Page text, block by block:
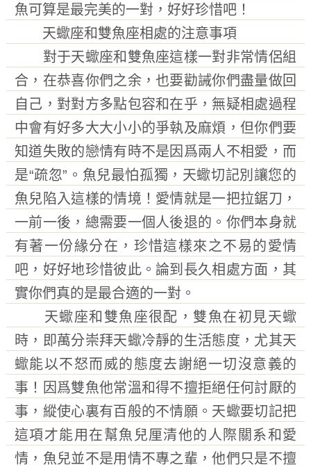
魚可算是最完美的一對，好好珍惜吧！
天蠍座和雙魚座相處的注意事項
對于天蠍座和雙魚座這樣一對非常情侶組
合，在恭喜你們之余，也要勸誡你們盡量做回
自己，對對方多點包容和在乎，無疑相處過程
中會有好多大大小小的爭執及麻煩，但你們要
知道失敗的戀情有時不是因爲兩人不相愛，而
是“疏忽”。魚兒最怕孤獨，天蠍切記別讓您的
魚兒陷入這樣的情境！愛情就是一把拉鋸刀，
一前一後，總需要一個人後退的。你們本身就
有著一份緣分在，珍惜這樣來之不易的愛情
吧，好好地珍惜彼此。論到長久相處方面，其
實你們真的是最合適的一對。
天蠍座和雙魚座很配，雙魚在初見天蠍
時，即萬分崇拜天蠍冷靜的生活態度，尤其天
蠍能以不怒而威的態度去謝絕一切沒意義的
事！因爲雙魚他常溫和得不擅拒絕任何討厭的
事，縱使心裏有百般的不情願。天蠍要切記把
這項才能用在幫魚兒厘清他的人際關系和愛
情，魚兒並不是用情不專之輩，他們只是不擅